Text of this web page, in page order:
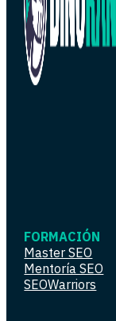
FORMACIÓN
Master SEO
Mentoría SEO
SEOWarriors